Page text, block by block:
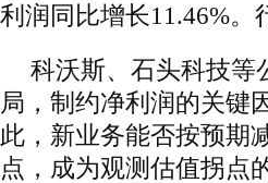
利润同比增长11.46%
科沃斯、石头科技等
局，制约净利润的关键
此，新业务能否按预期
点，成为观测估值拐点